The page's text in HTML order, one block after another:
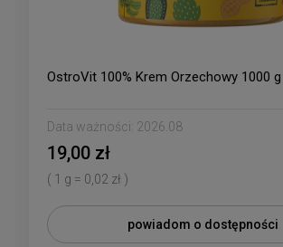
OstroVit 100% Krem Orzechowy 1000
Data ważności: 2026.08
19,00 zł
( 1 g = 0,02 zł )
powiadom o dostępności